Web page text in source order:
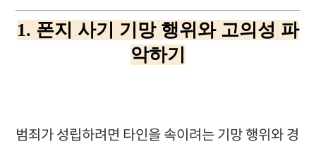
1. 폰지 사기 기망 행위와 고의성 파
악하기
범죄가 성립하려면 타인을 속이려는 기망 행위와 경